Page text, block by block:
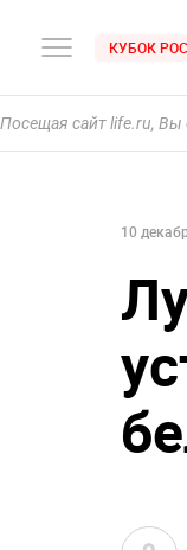
КУБОК
Посещая сайт life.ru, Вы
10